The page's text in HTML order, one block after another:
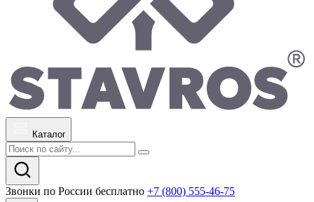
Каталог
Звонки по России бесплатно +7 (800) 555-46-75